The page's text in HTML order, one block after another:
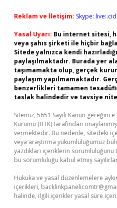
Reklam ve İletişim: Skype:
Yasal Uyarı: Bu internet sitesi,
veya şahıs şirketi ile hiçbir
Sitede yalnızca kendi
paylaşılmaktadır. Burada yer
taşımamakta olup, gerçek
paylaşım yapılmamaktadır.
benzerlikleri tamamen
taslak halindedir ve tavsiye
Sitemiz, 5651 Sayılı Kanun
Kurumu (BTK) tarafından
vermektedir. Bu nedenle, sitedeki
veya araştırma yükümlülüğümüz
yazdıkları içeriklerin
bu sorumluluğu kabul etmiş
Hukuka ve yasal düzenlemelere
içerikleri,
halinde, ilgili içerikler yasal süre